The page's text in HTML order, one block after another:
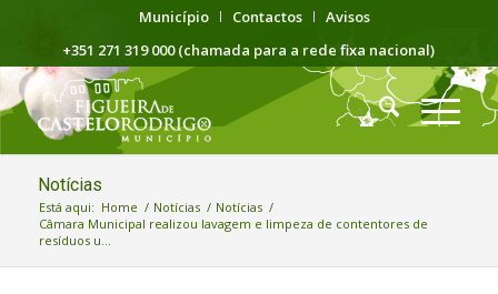
Município Contactos
Avisos
+351 271 319 000 (chamada para a rede fixa nacional)
Notícias
Está aqui: Home / Notícias / Notícias /
Câmara Municipal realizou lavagem e limpeza de contentores de
resíduos u...